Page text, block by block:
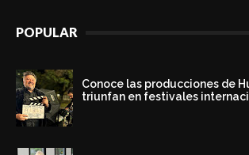
POPULAR
Conoce las producciones de
triunfan en festivales